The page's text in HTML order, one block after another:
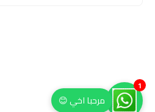
مرحبا اخي 😊